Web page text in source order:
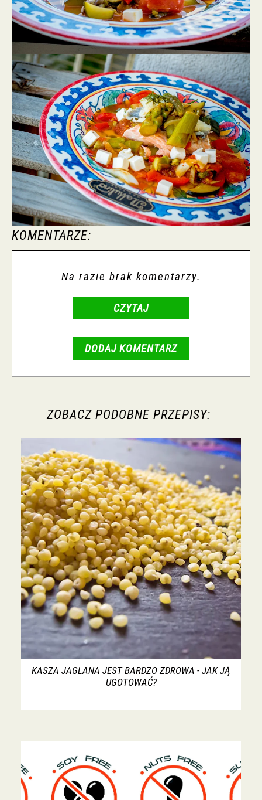
KOMENTARZE:
Na razie brak komentarzy.
CZYTAJ
DODAJ KOMENTARZ
ZOBACZ PODOBNE PRZEPISY:
KASZA JAGLANA JEST BARDZO ZDROWA - JAK JĄ
UGOTOWAĆ?